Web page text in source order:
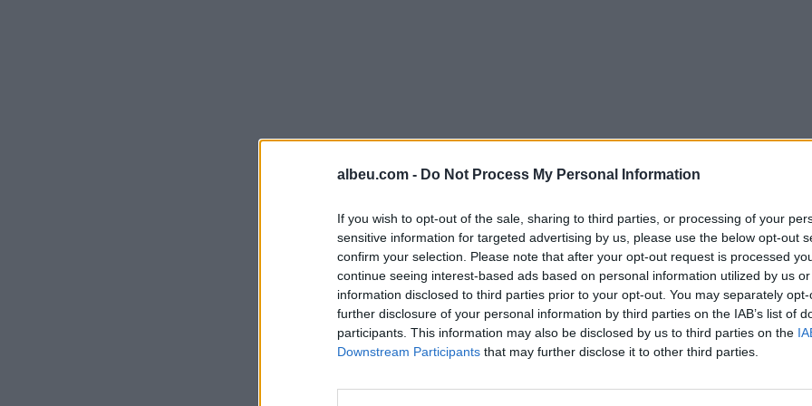
albeu.com - Do Not Process My Personal Information
If you wish to opt-out of the sale, sharing to third parties, or processing of your
sensitive information for targeted advertising by us, please use the below opt-out
confirm your selection. Please note that after your opt-out request is processed
continue seeing interest-based ads based on personal information utilized by us
information disclosed to third parties prior to your opt-out. You may separately
further disclosure of your personal information by third parties on the IAB’s list of
participants. This information may also be disclosed by us to third parties on the
Downstream Participants that may further disclose it to other third parties.